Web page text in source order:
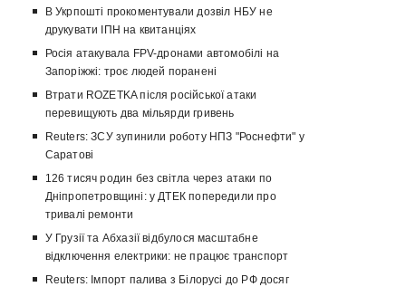
В Укрпошті прокоментували дозвіл НБУ не
друкувати ІПН на квитанціях
Росія атакувала FPV-дронами автомобілі на
Запоріжжі: троє людей поранені
Втрати ROZETKA після російської атаки
перевищують два мільярди гривень
Reuters: ЗСУ зупинили роботу НПЗ "Роснефти" у
Саратові
126 тисяч родин без світла через атаки по
Дніпропетровщині: у ДТЕК попередили про
тривалі ремонти
У Грузії та Абхазії відбулося масштабне
відключення електрики: не працює транспорт
Reuters: Імпорт палива з Білорусі до РФ досяг